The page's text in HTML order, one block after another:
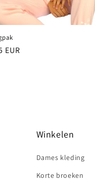
EUR
Winkelen
Dames kleding
Korte broeken